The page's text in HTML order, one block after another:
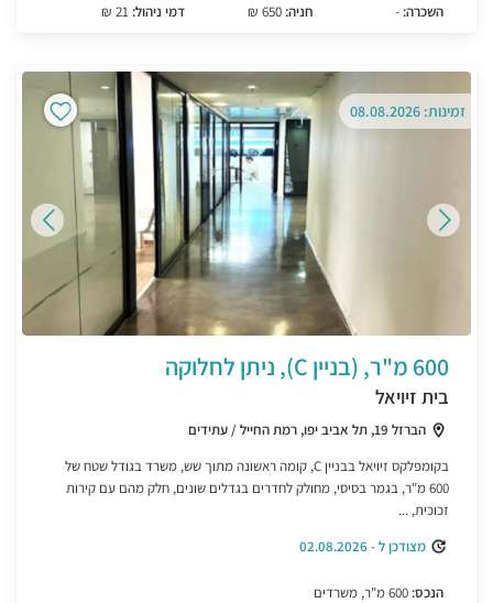
השכרה: - חניה: דמי ניהול: 21 ₪
זמינות: 08.08.2026
600 מ"ר, (בניין C), ניתן לחלוקה
בית זיויאל
הברזל 19, תל אביב יפו, רמת החייל / עתידים
בקומפלקס זיויאל בבניין C, קומה ראשונה מתוך שש, משרד בגודל שטח של
600 מ"ר, בגמר בסיסי, מחולק לחדרים בגדלים שונים, חלק מהם עם קירות
זכוכית, ...
מצודכן ל - 02.08.2026
הנכס: